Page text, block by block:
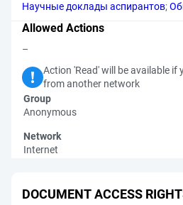
Научные доклады аспирантов;
Allowed Actions
–
Action 'Read' will be available if
from another network
Group
Anonymous
Network
Internet
DOCUMENT ACCESS